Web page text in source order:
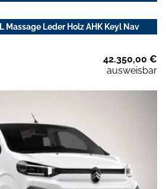
Massage Leder Holz AHK Keyl Nav
42.350,00 €
ausweisbar